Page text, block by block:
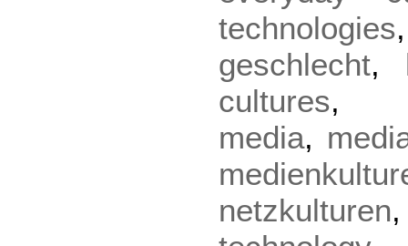
technologies
geschlecht,
cultures
media,
netzkulturen